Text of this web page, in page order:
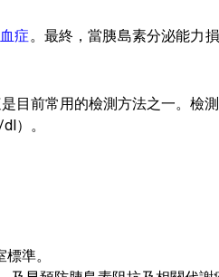
症。最終，當胰島素分泌能力
目前常用的檢測方法之一。檢測
）。
準。